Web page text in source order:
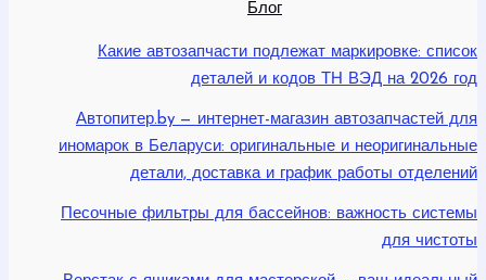
Блог
Какие автозапчасти подлежат маркировке: список
деталей и кодов ТН ВЭД на 2026 год
Автопитер.by — интернет-магазин автозапчастей для
иномарок в Беларуси: оригинальные и неоригинальные
детали, доставка и график работы отделений
Песочные фильтры для бассейнов: важность системы
для чистоты